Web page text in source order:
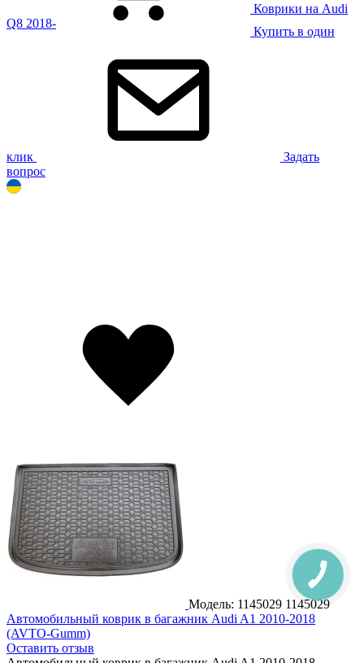
Коврики на Audi
Q8 2018-
Купить в один
клик
Задать
вопрос
Модель: 1145029 1145029
Автомобильный коврик в багажник Audi A1 2010-2018
(AVTO-Gumm)
Оставить отзыв